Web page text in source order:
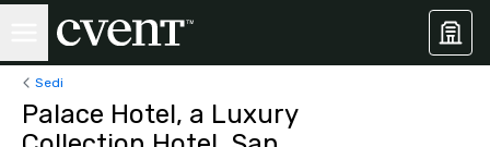
Sedi
Palace Hotel, a Luxury